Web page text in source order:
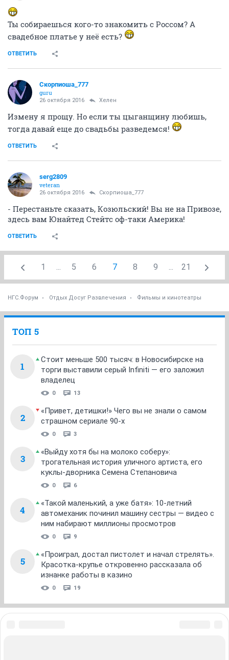
Ты собираешься кого-то знакомить с Россом? А
свадебное платье у неё есть?
ОТВЕТИТЬ
Скорпиоша_777
guru
26 октября 2016 Хелен
Измену я прощу. Но если ты цыганщину любишь,
тогда давай еще до свадьбы разведемся!
ОТВЕТИТЬ
serg2809
veteran
26 октября 2016 Скорпиоша_777
- Перестаньте сказать, Козюльский! Вы не на Привозе,
здесь вам Юнайтед Стейтс оф-таки Америка!
ОТВЕТИТЬ
1 ... 5 6 7 8 9 ... 21
НГС.Форум Отдых Досуг Развлечения Фильмы и кинотеатры
ТОП 5
1
Стоит меньше 500 тысяч: в Новосибирске на
торги выставили серый Infiniti — его заложил
владелец
0 13
2
«Привет, детишки!» Чего вы не знали о самом
страшном сериале 90-х
0 3
3
«Выйду хотя бы на молоко соберу»:
трогательная история уличного артиста, его
куклы-дворника Семена Степановича
0 6
4
«Такой маленький, а уже батя»: 10-летний
автомеханик починил машину сестры — видео с
ним набирают миллионы просмотров
0 9
5
«Проиграл, достал пистолет и начал стрелять».
Красотка-крупье откровенно рассказала об
изнанке работы в казино
0 19